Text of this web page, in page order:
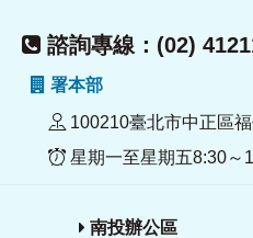
諮詢專線：(02)
署本部
100210臺北市中正區
星期一至星期五8:30～
南投辦公區